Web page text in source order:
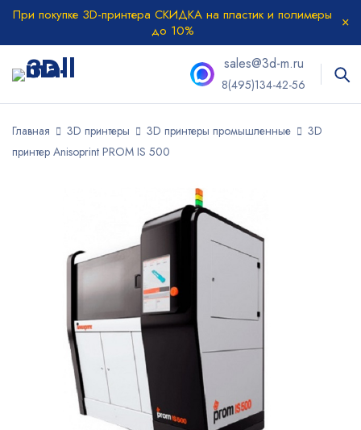
При покупке 3D-принтера СКИДКА на пластик и полимеры
до 10%
sales@3d-m.ru
8(495)134-42-56
Главная 3D принтеры 3D принтеры промышленные
3D
принтер Anisoprint PROM IS 500